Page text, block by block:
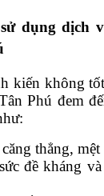
dụng dịch
kiến không
Phú đem
thẳng,
đề kháng